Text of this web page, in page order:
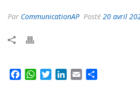
Par CommunicationAP Posté 20 avril
W